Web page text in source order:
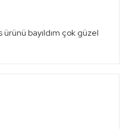
bayıldım çok güzel